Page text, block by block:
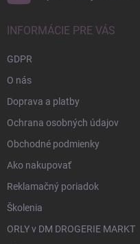
INFORMÁCIE PRE VÁS
GDPR
O nás
Doprava a platby
Ochrana osobných údajov
Obchodné podmienky
Ako nakupovať
Reklamačný poriadok
Školenia
ORLY v DM DROGERIE MARKT